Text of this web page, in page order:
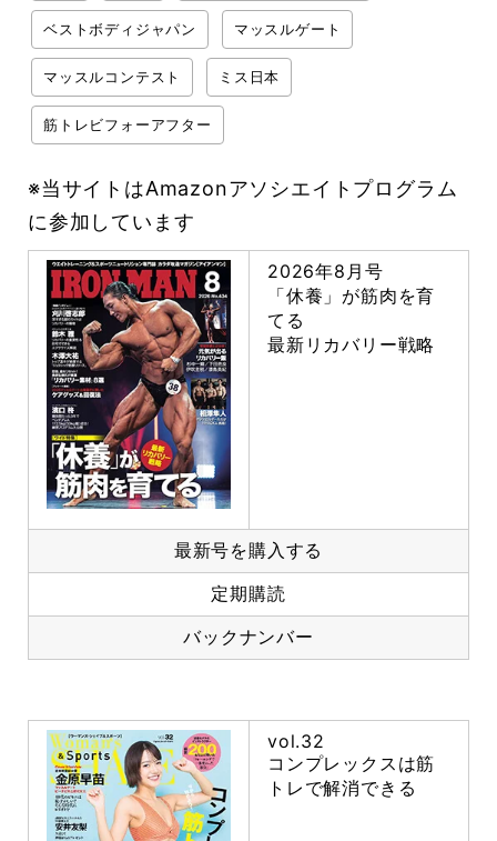
ベストボディジャパン マッスルゲート
マッスルコンテスト ミス日本
筋トレビフォーアフター
※当サイトはAmazonアソシエイトプログラム
に参加しています
2026年8月号
「休養」が筋肉を育
てる
最新リカバリー戦略
最新号を購入する
定期購読
バックナンバー
vol.32
コンプレックスは筋
トレで解消できる